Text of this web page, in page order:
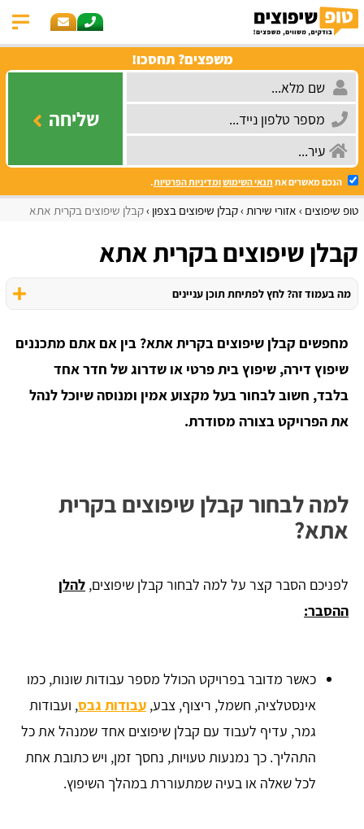
משפצים? תחסכו!
שליחה
הנכם מאשרים את תנאי השימושומדיניות הפרטיות.
טופ שיפוצים אזורי שירות קבלן שיפוצים בצפון קבלן שיפוצים בקרית אתא
קבלן שיפוצים בקרית אתא
מה בעמוד זה? לחץ לפתיחת תוכן עניינים
מחפשים קבלן שיפוצים בקרית אתא? בין אם אתם מתכננים
שיפוץ דירה, שיפוץ בית פרטי או שדרוג של חדר אחד
בלבד, חשוב לבחור בעל מקצוע אמין ומנוסה שיוכל לנהל
את הפרויקט בצורה מסודרת.
למה לבחור קבלן שיפוצים בקרית
אתא?
לפניכם הסבר קצר על למה לבחור קבלן שיפוצים, להלן
ההסבר:
כאשר מדובר בפרויקט הכולל מספר עבודות שונות, כמו
אינסטלציה, חשמל, ריצוף, צבע, עבודות גבס, ועבודות
גמר, עדיף לעבוד עם קבלן שיפוצים אחד שמנהל את כל
התהליך. כך נמנעות טעויות, נחסך זמן, ויש כתובת אחת
לכל שאלה או בעיה שמתעוררת במהלך השיפוץ.